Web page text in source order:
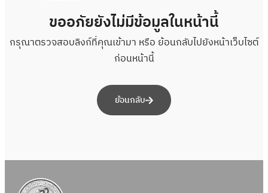
ขออภัยยังไม่มีข้อมูลในหน้านี้
กรุณาตรวจสอบลิงก์ที่คุณเข้ามา หรือ ย้อนกลับไปยังหน้าเว็บไซต์
ก่อนหน้านี้
ย้อนกลับ